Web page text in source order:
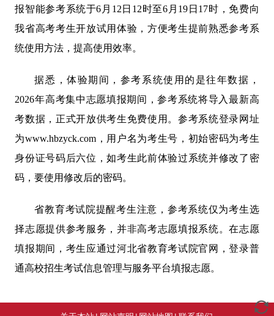
报智能参考系统于6月12日12时至6月19日17时，免费向
我省高考考生开放试用体验，方便考生提前熟悉参考系
统使用方法，提高使用效率。
据悉，体验期间，参考系统使用的是往年数据，
2026年高考集中志愿填报期间，参考系统将导入最新高
考数据，正式开放供考生免费使用。参考系统登录网址
为www.hbzyck.com，用户名为考生号，初始密码为考生
身份证号码后六位，如考生此前体验过系统并修改了密
码，要使用修改后的密码。
省教育考试院提醒考生注意，参考系统仅为考生选
择志愿提供参考服务，并非高考志愿填报系统。在志愿
填报期间，考生应通过河北省教育考试院官网，登录普
通高校招生考试信息管理与服务平台填报志愿。